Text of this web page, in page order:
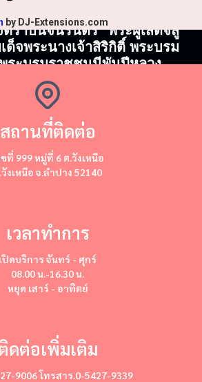
by DJ-Extensions.com
ราบนิจนิรันดร์" พระผู้เสด็จสู่
ด็จพระนางเจ้าสิริกิติ์ พระบรม
ระบรมราชชนนีพันปีหลวง
สถานที่ติดต่อ
ขที่ 999 หมู่ที่ 6 ต.วังเหนือ
งเหนือ จ.ลำปาง 52140
เวลาทำการ
เปิดบริการ จันทร์ - ศุกร์
08.00 น.-16.30 น.
หยุด เสาร์ - อาทิตย์
ดต่อเพิ่มเติม
9006 โทรสาร.0-5427-9339